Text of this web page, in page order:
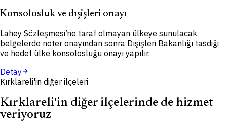
Konsolosluk ve dışişleri onayı
Lahey Sözleşmesi’ne taraf olmayan ülkeye sunulacak
belgelerde noter onayından sonra Dışişleri Bakanlığı tasdiği
ve hedef ülke konsolosluğu onayı yapılır.
Detayarrow_forward
Kırklareli'in diğer ilçeleri
Kırklareli'in diğer ilçelerinde de hizmet
veriyoruz